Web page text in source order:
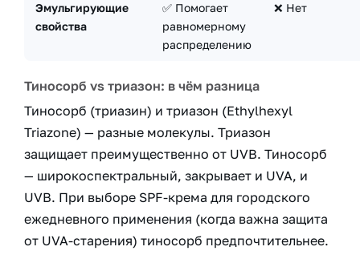
Эмульгирующие
свойства
✅ Помогает
равномерному
распределению
❌ Нет
Тиносорб vs триазон: в чём разница
Тиносорб (триазин) и триазон (Ethylhexyl
Triazone) — разные молекулы. Триазон
защищает преимущественно от UVB. Тиносорб
— широкоспектральный, закрывает и UVA, и
UVB. При выборе SPF-крема для городского
ежедневного применения (когда важна защита
от UVA-старения) тиносорб предпочтительнее.